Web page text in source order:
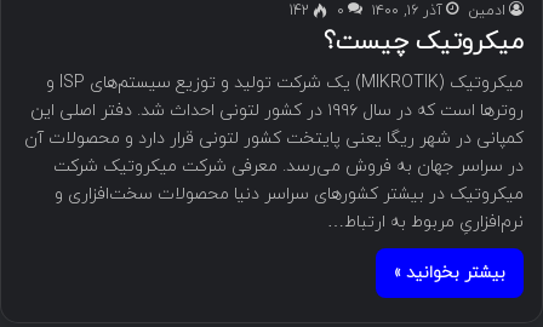
ادمین آذر ۱۶, ۱۴۰۰ ۰ 142
میکروتیک چیست؟
میکروتیک (MIKROTIK) یک شرکت تولید و توزیع سیستم‌های ISP و
روتر‌ها است که در سال ۱۹۹۶ در کشور لتونی احداث شد. دفتر اصلی این
کمپانی در شهر ریگا یعنی پایتخت کشور لتونی قرار دارد و محصولات آن
در سراسر جهان به فروش می‌رسد. معرفی شرکت میکروتیک شرکت
میکروتیک در بیشتر کشورهای سراسر دنیا محصولات سخت‌افزاری و
نرم‌افزاریِ مربوط به ارتباط…
بیشتر بخوانید »